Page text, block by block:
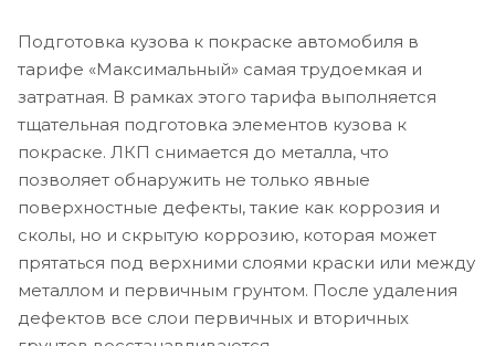
Подготовка кузова к покраске автомобиля в
тарифе «Максимальный» самая трудоемкая и
затратная. В рамках этого тарифа выполняется
тщательная подготовка элементов кузова к
покраске. ЛКП снимается до металла, что
позволяет обнаружить не только явные
поверхностные дефекты, такие как коррозия и
сколы, но и скрытую коррозию, которая может
прятаться под верхними слоями краски или между
металлом и первичным грунтом. После удаления
дефектов все слои первичных и вторичных